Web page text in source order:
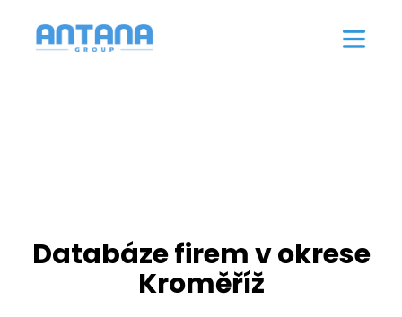
Databáze firem v okrese
Kroměříž